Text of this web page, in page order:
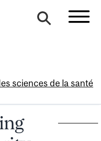
sciences de la santé